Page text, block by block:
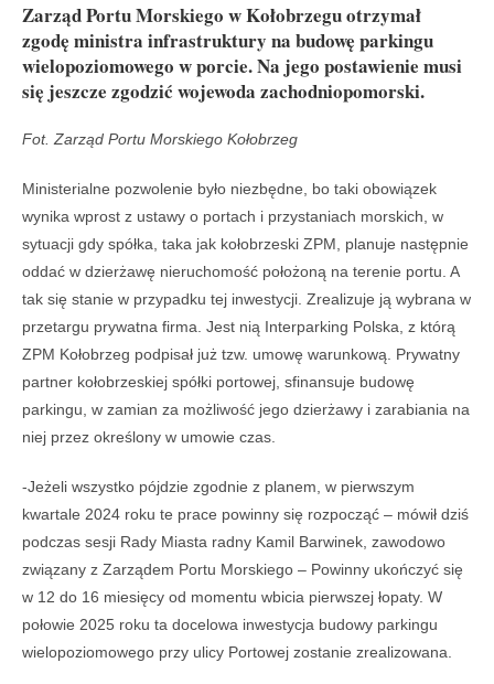
Zarząd Portu Morskiego w Kołobrzegu otrzymał
zgodę ministra infrastruktury na budowę parkingu
wielopoziomowego w porcie. Na jego postawienie musi
się jeszcze zgodzić wojewoda zachodniopomorski.
Fot. Zarząd Portu Morskiego Kołobrzeg
Ministerialne pozwolenie było niezbędne, bo taki obowiązek
wynika wprost z ustawy o portach i przystaniach morskich, w
sytuacji gdy spółka, taka jak kołobrzeski ZPM, planuje następnie
oddać w dzierżawę nieruchomość położoną na terenie portu. A
tak się stanie w przypadku tej inwestycji. Zrealizuje ją wybrana w
przetargu prywatna firma. Jest nią Interparking Polska, z którą
ZPM Kołobrzeg podpisał już tzw. umowę warunkową. Prywatny
partner kołobrzeskiej spółki portowej, sfinansuje budowę
parkingu, w zamian za możliwość jego dzierżawy i zarabiania na
niej przez określony w umowie czas.
-Jeżeli wszystko pójdzie zgodnie z planem, w pierwszym
kwartale 2024 roku te prace powinny się rozpocząć – mówił dziś
podczas sesji Rady Miasta radny Kamil Barwinek, zawodowo
związany z Zarządem Portu Morskiego – Powinny ukończyć się
w 12 do 16 miesięcy od momentu wbicia pierwszej łopaty. W
połowie 2025 roku ta docelowa inwestycja budowy parkingu
wielopoziomowego przy ulicy Portowej zostanie zrealizowana.